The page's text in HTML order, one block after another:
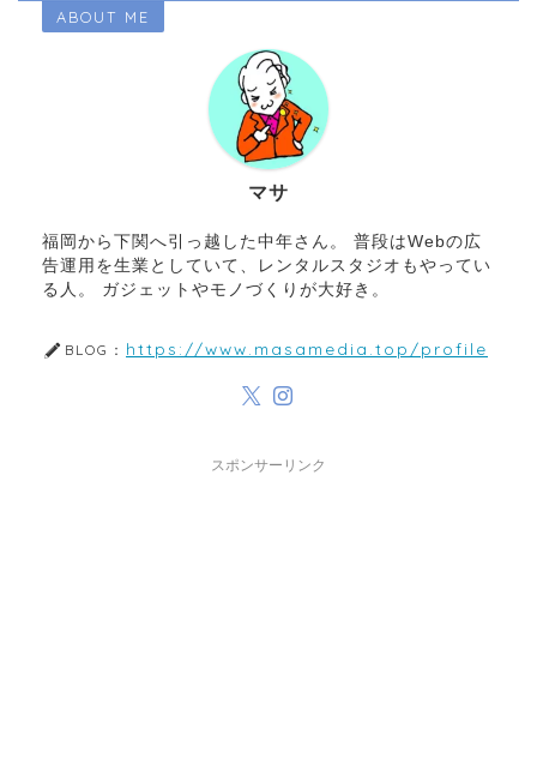
ABOUT ME
マサ
福岡から下関へ引っ越した中年さん。 普段はWebの広
告運用を生業としていて、レンタルスタジオもやってい
る人。 ガジェットやモノづくりが大好き。
BLOG： https://www.masamedia.top/profile
スポンサーリンク